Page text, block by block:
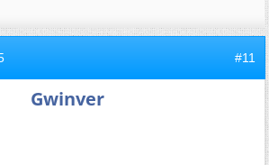
#11
Gwinver